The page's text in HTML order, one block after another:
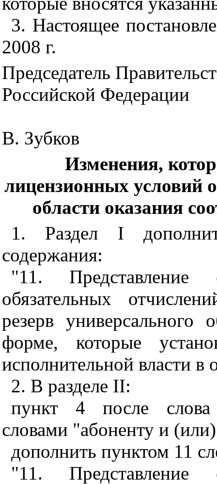
3. Настоящее
2008 г.
Председатель
Российской Федерации
В. Зубков
Изменения,
лицензионных условий
области оказания
1. Раздел I
содержания:
"11.
обязательных
резерв
форме, которые
исполнительной власти в
2. В разделе II:
пункт 4 после слова
словами "абоненту и
дополнить пунктом 11
"11.